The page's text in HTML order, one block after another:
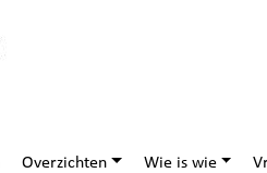
Overzichten Wie is wie